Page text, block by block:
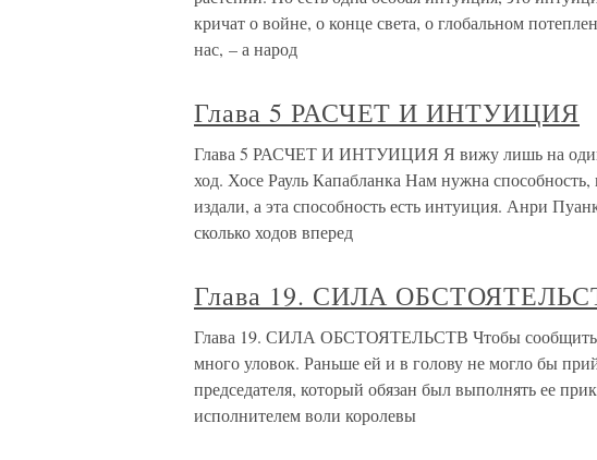
кричат о войне, о конце света, о глобальном
нас, – а народ
Глава 5 РАСЧЕТ И ИНТУИЦИЯ
Глава 5 РАСЧЕТ И ИНТУИЦИЯ Я вижу лишь на один
ход. Хосе Рауль Капабланка Нам нужна способность,
издали, а эта способность есть интуиция. Анри
сколько ходов вперед
Глава 19. СИЛА
Глава 19. СИЛА ОБСТОЯТЕЛЬСТВ Чтобы сообщить
много уловок. Раньше ей и в голову не могло бы
председателя, который обязан был выполнять ее
исполнителем воли королевы